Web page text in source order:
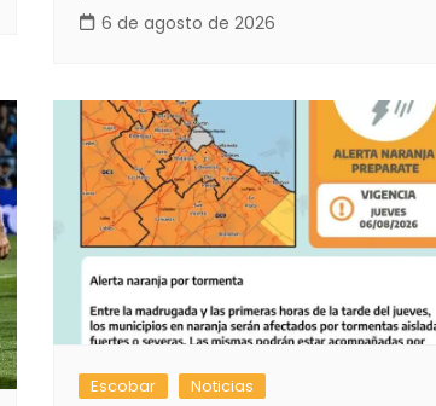
6 de agosto de 2026
Escobar Noticias